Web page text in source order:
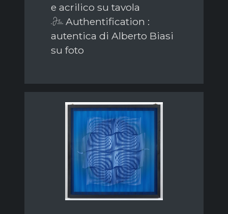
e acrilico su tavola
Authentification :
autentica di Alberto Biasi
su foto